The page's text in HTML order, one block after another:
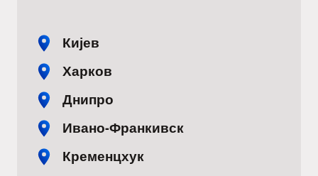
Кијев
Харков
Днипро
Ивано-Франкивск
Кременцхук